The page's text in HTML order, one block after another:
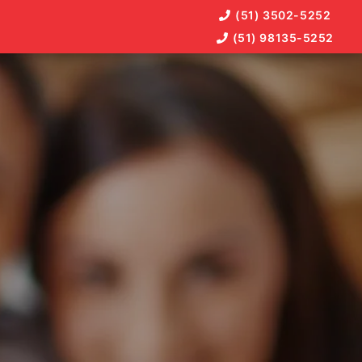
(51) 3502-5252
(51) 98135-5252